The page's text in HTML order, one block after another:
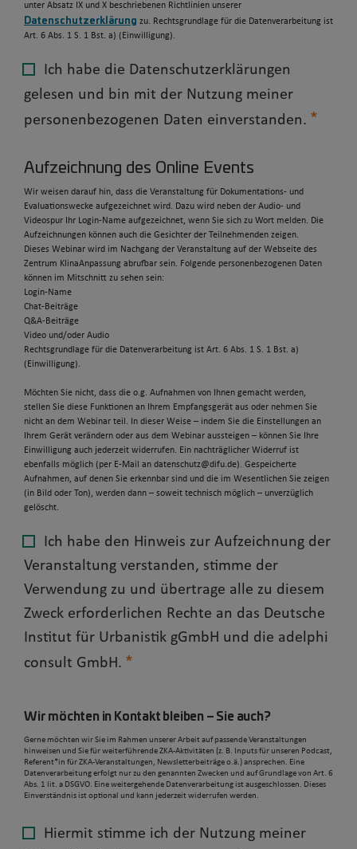
unter Absatz IX und X beschriebenen Richtlinien unserer
Datenschutzerklärung zu. Rechtsgrundlage für die Datenverarbeitung ist
Art. 6 Abs. 1 S. 1 Bst. a) (Einwilligung).
Ich habe die Datenschutzerklärungen
gelesen und bin mit der Nutzung meiner
personenbezogenen Daten einverstanden.
Aufzeichnung des Online Events
Wir weisen darauf hin, dass die Veranstaltung für Dokumentations- und
Evaluationswecke aufgezeichnet wird. Dazu wird neben der Audio- und
Videospur Ihr Login-Name aufgezeichnet, wenn Sie sich zu Wort melden. Die
Aufzeichnungen können auch die Gesichter der Teilnehmenden zeigen.
Dieses Webinar wird im Nachgang der Veranstaltung auf der Webseite des
Zentrum KlinaAnpassung abrufbar sein. Folgende personenbezogenen Daten
können im Mitschnitt zu sehen sein:
Login-Name
Chat-Beiträge
Q&A-Beiträge
Video und/oder Audio
Rechtsgrundlage für die Datenverarbeitung ist Art. 6 Abs. 1 S. 1 Bst. a)
(Einwilligung).
Möchten Sie nicht, dass die o.g. Aufnahmen von Ihnen gemacht werden,
stellen Sie diese Funktionen an Ihrem Empfangsgerät aus oder nehmen Sie
nicht an dem Webinar teil. In dieser Weise – indem Sie die Einstellungen an
Ihrem Gerät verändern oder aus dem Webinar aussteigen – können Sie Ihre
Einwilligung auch jederzeit widerrufen. Ein nachträglicher Widerruf ist
ebenfalls möglich (per E-Mail an datenschutz@difu.de). Gespeicherte
Aufnahmen, auf denen Sie erkennbar sind und die im Wesentlichen Sie zeigen
(in Bild oder Ton), werden dann – soweit technisch möglich – unverzüglich
gelöscht.
Ich habe den Hinweis zur Aufzeichnung der
Veranstaltung verstanden, stimme der
Verwendung zu und übertrage alle zu diesem
Zweck erforderlichen Rechte an das Deutsche
Institut für Urbanistik gGmbH und die adelphi
consult GmbH.
Wir möchten in Kontakt bleiben – Sie auch?
Gerne möchten wir Sie im Rahmen unserer Arbeit auf passende Veranstaltungen
hinweisen und Sie für weiterführende ZKA-Aktivitäten (z. B. Inputs für unseren Podcast,
Referent*in für ZKA-Veranstaltungen, Newsletterbeiträge o.ä.) ansprechen. Eine
Datenverarbeitung erfolgt nur zu den genannten Zwecken und auf Grundlage von Art. 6
Abs. 1 lit. a DSGVO. Eine weitergehende Datenverarbeitung ist ausgeschlossen. Dieses
Einverständnis ist optional und kann jederzeit widerrufen werden.
Hiermit stimme ich der Nutzung meiner